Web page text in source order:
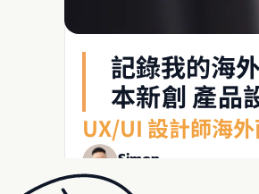
記錄我的海
本新創 產品
作品集重點
Simon
2017年7月22日
UX/UI 設計師海